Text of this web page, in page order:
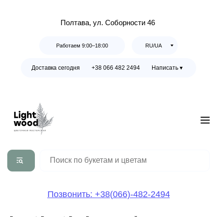
Полтава, ул. Соборности 46
RU/UA
Работаем 9:00–18:00
Доставка сегодня +38 066 482 2494 Написать ▾
Позвонить: +38(066)-482-2494